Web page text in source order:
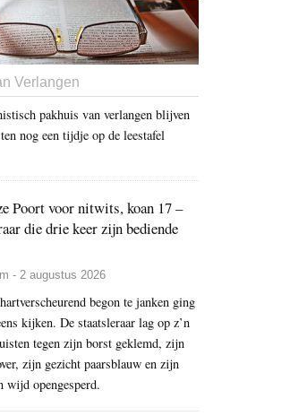
Verlangen
pakhuis van verlangen blijven
nog een tijdje op de leestafel
Poort voor nitwits, koan 17 –
die drie keer zijn bediende
- 2 augustus 2026
begon te janken ging
kijken. De staatsleraar lag op z’n
tegen zijn borst geklemd, zijn
zijn gezicht paarsblauw en zijn
wijd opengesperd.